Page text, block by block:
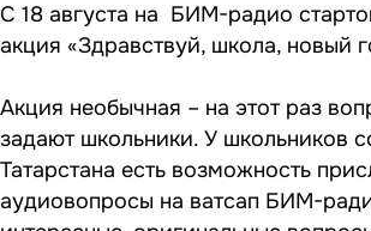
С 18 августа на БИМ-радио
акция «Здравствуй, школа, новый
Акция необычная – на этот раз
задают школьники. У школьников
Татарстана есть возможность
аудиовопросы на ватсап БИМ-